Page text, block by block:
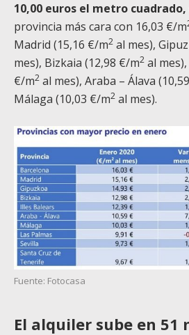
10,00 euros el metro cuadrado,
provincia más cara con 16,03 €/m
Madrid (15,16 €/m2 al mes),
mes), Bizkaia (12,98 €/m2 al
€/m2 al mes), Araba – Álava
Málaga (10,03 €/m2 al mes).
Fuente: Fotocasa
El alquiler sube en 51